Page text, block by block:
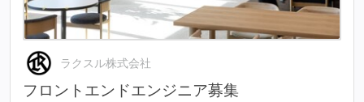
ラクスル株式会社
フロントエンドエンジニア募集